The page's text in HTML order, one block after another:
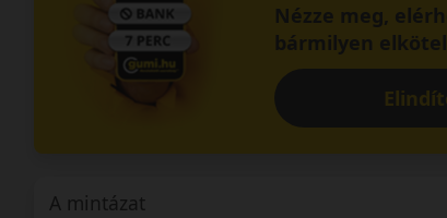
Nézze meg,
bármilyen
A mintázat